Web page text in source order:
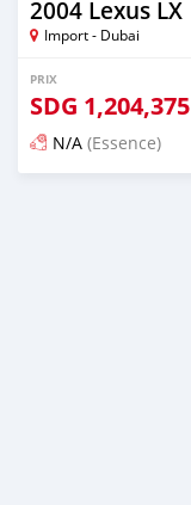
2004 Lexus LX
Import - Dubai
PRIX
SDG 1,204,375
N/A (Essence)